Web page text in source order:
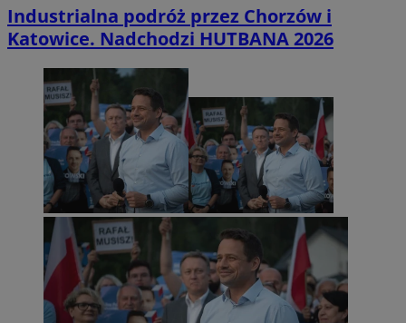
Industrialna podróż przez Chorzów i
Katowice. Nadchodzi HUTBANA 2026